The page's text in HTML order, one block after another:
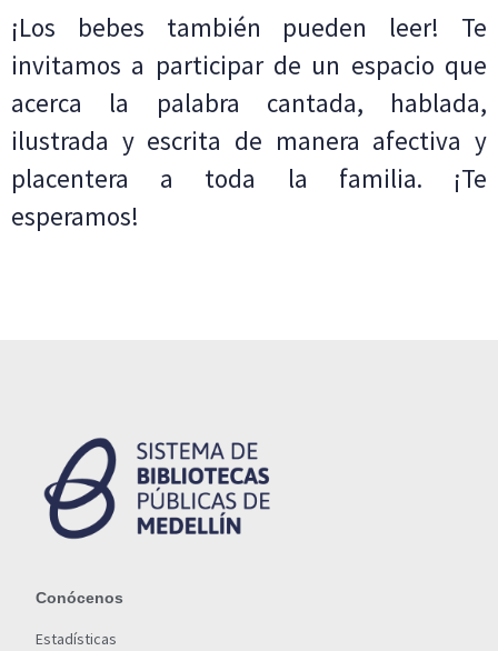
¡Los bebes también pueden leer! Te
invitamos a participar de un espacio que
acerca la palabra cantada, hablada,
ilustrada y escrita de manera afectiva y
placentera a toda la familia. ¡Te
esperamos!
Conócenos
Estadísticas